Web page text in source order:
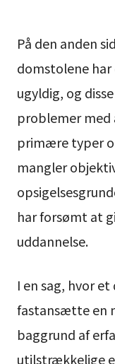
På den anden
domstolene
ugyldig, og
problemer med
primære typer
mangler
har forsømt at
uddannelse.
I en sag, hvor
fastansætte en
baggrund af
utilstrækkelige